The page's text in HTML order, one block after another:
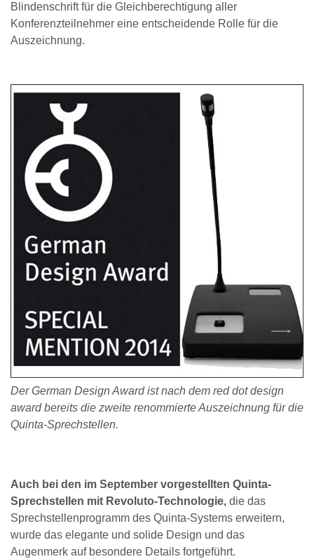
Blindenschrift für die Gleichberechtigung aller
Konferenzteilnehmer eine entscheidende Rolle für die
Auszeichnung.
Der German Design Award ist nach dem red dot design
award bereits die zweite renommierte Auszeichnung für die
Quinta-Sprechstellen.
Auch bei den im September vorgestellten Quinta-
Sprechstellen mit Revoluto-Technologie, die das
Sprechstellenprogramm des Quinta-Systems erweitern,
wurde das elegante und solide Design und das
Augenmerk auf besondere Details fortgeführt.